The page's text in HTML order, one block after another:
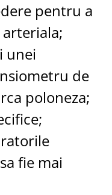
pentru a
unei
de
poloneza;
fie mai